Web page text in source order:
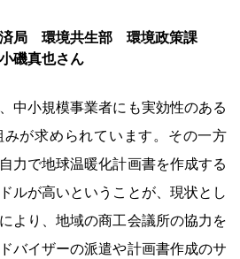
局 環境共生部 環境政策課
小磯真也さん
中小規模事業者にも実効性のある
が求められています。その一方
力で地球温暖化計画書を作成する
ルが高いということが、現状とし
より、地域の商工会議所の協力を
バイザーの派遣や計画書作成のサ